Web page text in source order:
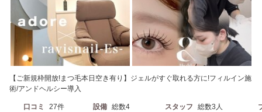
【ご新規枠開放!まつ毛本日空き有り】ジェルがすぐ取れる方に!フィルイン施
術/アンドヘルシー導入
口コミ 27件 設備 総数4 スタッフ 総数3人